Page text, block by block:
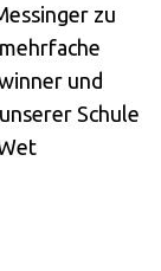
zu
und
Schule